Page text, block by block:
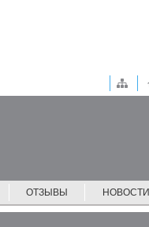
ОТЗЫВЫ НОВОСТИ